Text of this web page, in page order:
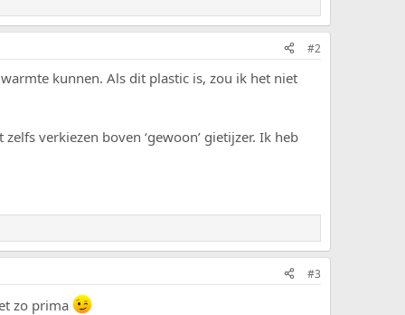
#2
kunnen. Als dit plastic is, zou ik het niet
verkiezen boven ‘gewoon’ gietijzer. Ik heb
#3
zo prima